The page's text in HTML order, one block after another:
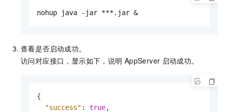
nohup java -jar ***.jar &
查看是否启动成功。
访问对应接口，显示如下，说明 AppServer 启动成功。
{
"success" : true,